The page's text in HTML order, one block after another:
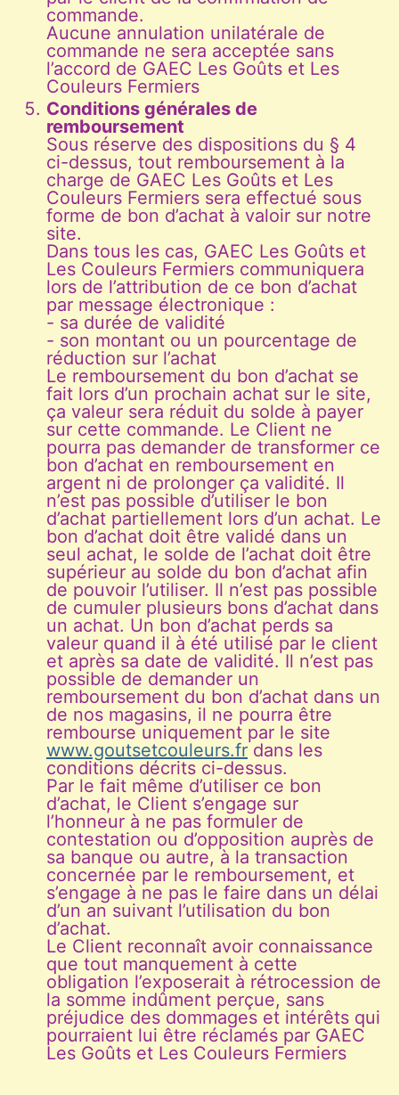
commande.
Aucune annulation unilatérale de
commande ne sera acceptée sans
l’accord de GAEC Les Goûts et Les
Couleurs Fermiers
Conditions générales de
remboursement
Sous réserve des dispositions du § 4
ci-dessus, tout remboursement à la
charge de GAEC Les Goûts et Les
Couleurs Fermiers sera effectué sous
forme de bon d’achat à valoir sur notre
site.
Dans tous les cas, GAEC Les Goûts et
Les Couleurs Fermiers communiquera
lors de l’attribution de ce bon d’achat
par message électronique :
- sa durée de validité
- son montant ou un pourcentage de
réduction sur l’achat
Le remboursement du bon d’achat se
fait lors d’un prochain achat sur le site,
ça valeur sera réduit du solde à payer
sur cette commande. Le Client ne
pourra pas demander de transformer ce
bon d’achat en remboursement en
argent ni de prolonger ça validité. Il
n’est pas possible d’utiliser le bon
d’achat partiellement lors d’un achat. Le
bon d’achat doit être validé dans un
seul achat, le solde de l’achat doit être
supérieur au solde du bon d’achat afin
de pouvoir l’utiliser. Il n’est pas possible
de cumuler plusieurs bons d’achat dans
un achat. Un bon d’achat perds sa
valeur quand il à été utilisé par le client
et après sa date de validité. Il n’est pas
possible de demander un
remboursement du bon d’achat dans un
de nos magasins, il ne pourra être
rembourse uniquement par le site
www.goutsetcouleurs.fr dans les
conditions décrits ci-dessus.
Par le fait même d’utiliser ce bon
d’achat, le Client s’engage sur
l’honneur à ne pas formuler de
contestation ou d’opposition auprès de
sa banque ou autre, à la transaction
concernée par le remboursement, et
s’engage à ne pas le faire dans un délai
d’un an suivant l’utilisation du bon
d’achat.
Le Client reconnaît avoir connaissance
que tout manquement à cette
obligation l’exposerait à rétrocession de
la somme indûment perçue, sans
préjudice des dommages et intérêts qui
pourraient lui être réclamés par GAEC
Les Goûts et Les Couleurs Fermiers